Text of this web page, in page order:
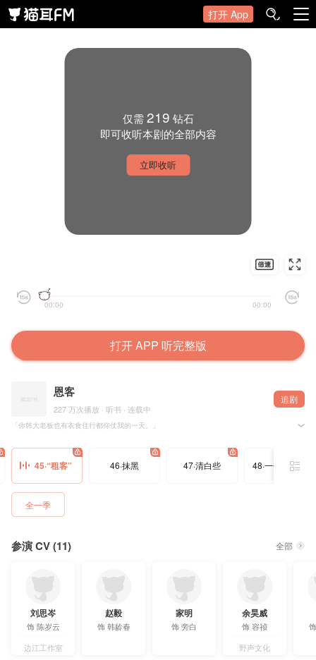
打开 App
仅需 219 钻石
即可收听本剧的全部内容
立即收听
00:00 00:00
打开 APP 听完整版
恩客
227 万次播放 · 听书 · 连载中
追剧
「你韩大老板也有衣食住行都仰仗我的一天。」
-制作组-
监制：Mi米、Winnie、孙伯恩@孙伯恩恩
统筹：鲨鲨@汽水雨Lucid
编剧：诺艾尔
后期：姜羽@后期姜羽
录音棚：沉听文化
字幕组：@OCIR·字幕组
画师：摸摸sg@摸摸sg
题字：楚祺
-配音组-
韩龄春：赵毅@阿空-毅
陈岁云：刘思岑@我叫刘思岑
45·“租客” 46·抹黑 47·清白些 48·一分富裕也没有
全一季
参演 CV (11) 全部
刘思岑
饰陈岁云
边江工作室
赵毅
饰韩龄春
家明
饰旁白
余昊威
饰容祯
野声文化